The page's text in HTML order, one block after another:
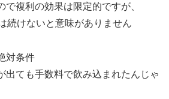
で複利の効果は限定的ですが、
続けないと意味がありません
対条件
出ても手数料で飲み込まれたんじゃ